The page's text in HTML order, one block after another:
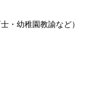
・幼稚園教諭など）